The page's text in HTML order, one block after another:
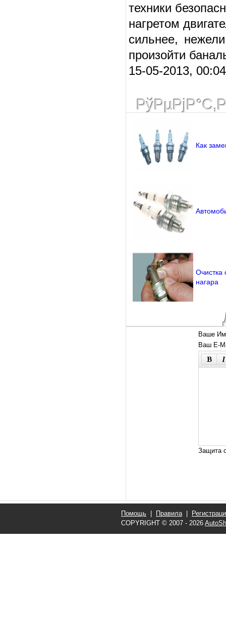
техники
нагретом
сильнее,
произойти
15-05-2013,
Как
Очистка
нагара
Ваше
Ваш E-
Защита
Помощь Правила|
COPYRIGHT © 2007 - 2026